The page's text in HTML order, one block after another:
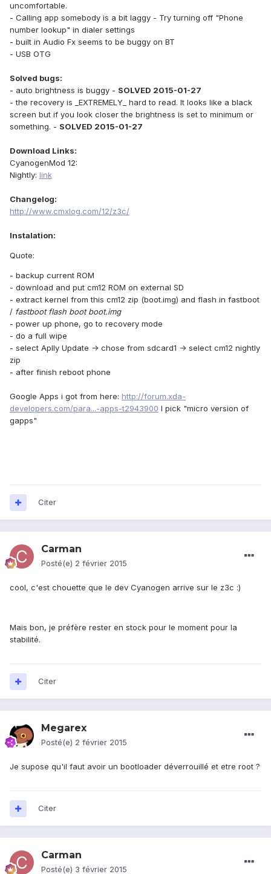
uncomfortable.
- Calling app somebody is a bit laggy - Try turning off "Phone
number lookup" in dialer settings
- built in Audio Fx seems to be buggy on BT
- USB OTG
Solved bugs:
- auto brightness is buggy - SOLVED 2015-01-27
- the recovery is _EXTREMELY_ hard to read. It looks like a black
screen but if you look closer the brightness is set to minimum or
something. - SOLVED 2015-01-27
Download Links:
CyanogenMod 12:
Nightly: link
Changelog:
http://www.cmxlog.com/12/z3c/
Instalation:
Quote:
- backup current ROM
- download and put cm12 ROM on external SD
- extract kernel from this cm12 zip (boot.img) and flash in fastboot
/ fastboot flash boot boot.img
- power up phone, go to recovery mode
- do a full wipe
- select Aplly Update -> chose from sdcard1 -> select cm12 nightly
zip
- after finish reboot phone
Google Apps i got from here: http://forum.xda-
developers.com/para...-apps-t2943900 I pick "micro version of
gapps"
Citer
Carman
Posté(e) 2 février 2015
cool, c'est chouette que le dev Cyanogen arrive sur le z3c :)
Mais bon, je préfère rester en stock pour le moment pour la
stabilité.
Citer
Megarex
Posté(e) 2 février 2015
Je supose qu'il faut avoir un bootloader déverrouillé et etre root ?
Citer
Carman
Posté(e) 3 février 2015